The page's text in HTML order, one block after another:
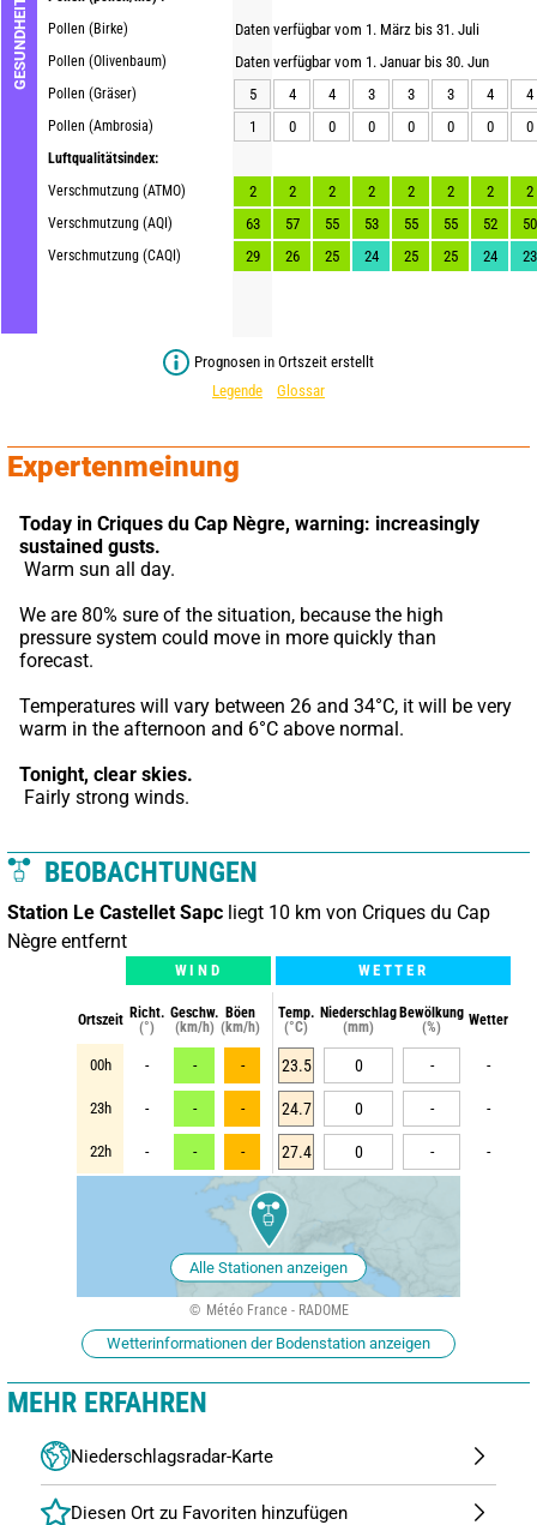
GESUNDHEIT
Pollen (Birke)
Pollen (Olivenbaum)
Pollen (Gräser)
Pollen (Ambrosia)
Luftqualitätsindex:
Verschmutzung (ATMO)
Verschmutzung (AQI)
Verschmutzung (CAQI)
Daten verfügbar vom 1. März bis 31. Juli
Daten verfügbar vom 1. Januar bis 30. Jun
5
4 4 3 3 3 4
4
1
0 0 0 0 0 0 0
2 2 2 2 2 2 2
2
63
57 55 53 55 55 52
50
29
26 25 24 25 25 24 23
Prognosen in Ortszeit erstellt
Legende
Glossar
Expertenmeinung
Today in Criques du Cap Nègre, warning: increasingly
sustained gusts.
Warm sun all day.
We are 80% sure of the situation, because the high
pressure system could move in more quickly than
forecast.
Temperatures will vary between 26 and 34°C, it will be very
warm in the afternoon and 6°C above normal.
Tonight, clear skies.
Fairly strong winds.
BEOBACHTUNGEN
Station Le Castellet Sapc liegt 10 km von Criques du Cap
Nègre entfernt
WIND WETTER
Ortszeit Richt.
(°)
Geschw.
(km/h)
Böen
(km/h)
Temp.
(°C)
Niederschlag
(mm)
Bewölkung
(%)
Wetter
00h - - - 23.5 0 - -
23h - - - 24.7 0 - -
22h - - - 27.4 0 - -
Alle Stationen anzeigen
Météo France - RADOME
Wetterinformationen der Bodenstation anzeigen
MEHR ERFAHREN
Niederschlagsradar-Karte